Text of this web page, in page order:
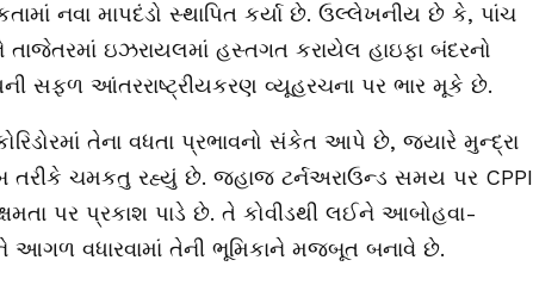
નવા માપદંડો સ્થાપિત કર્યા છે. ઉલ્લેખનીય છે કે, પાંચ
ઇઝરાયલમાં હસ્તગત કરાયેલ હાઇફા બંદરનો
સફળ આંતરરાષ્ટ્રીયકરણ વ્યૂહરચના પર ભાર મૂકે છે.
તેના વધતા પ્રભાવનો સંકેત આપે છે, જ્યારે મુન્દ્રા
તરીકે ચમકતુ રહ્યું છે. જહાજ ટર્નઅરાઉન્ડ સમય પર CPPI
પર પ્રકાશ પાડે છે. તે કોવીડથી લઈને આબોહવા-
આગળ વધારવામાં તેની ભૂમિકાને મજબૂત બનાવે છે.